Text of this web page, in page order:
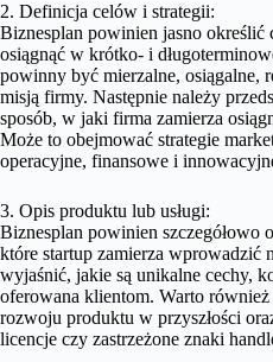
2. Definicja celów i strategii:
Biznesplan powinien jasno określić
osiągnąć w krótko- i
powinny być mierzalne, osiągalne,
misją firmy. Następnie należy
sposób, w jaki firma zamierza
Może to obejmować strategie
operacyjne, finansowe i
3. Opis produktu lub usługi:
Biznesplan powinien szczegółowo
które startup zamierza wprowadzić
wyjaśnić, jakie są unikalne cechy,
oferowana klientom. Warto
rozwoju produktu w przyszłości
licencje czy zastrzeżone znaki